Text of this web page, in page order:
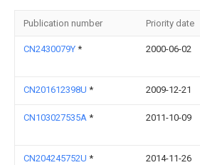
Publication number Priority date
CN2430079Y * 2000-06-02
CN201612398U * 2009-12-21
CN103027535A * 2011-10-09
CN204245752U * 2014-11-26